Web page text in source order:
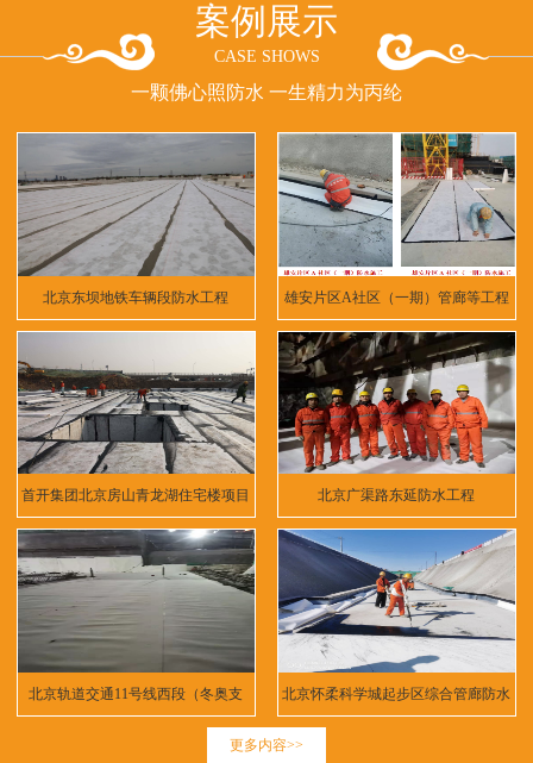
案例展示
CASE SHOWS
一颗佛心照防水 一生精力为丙纶
北京东坝地铁车辆段防水工程 雄安片区A社区（一期）管廊等工程
首开集团北京房山青龙湖住宅楼项目 北京广渠路东延防水工程
北京轨道交通11号线西段（冬奥支 北京怀柔科学城起步区综合管廊防水
更多内容>>